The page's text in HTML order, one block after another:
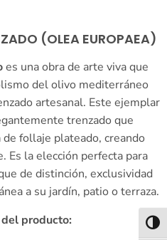
(OLEA EUROPAEA)
es una obra de arte viva que
del olivo mediterráneo
artesanal. Este ejemplar
trenzado que
follaje plateado, creando
Es la elección perfecta para
de distinción, exclusividad
a su jardín, patio o terraza.
producto: